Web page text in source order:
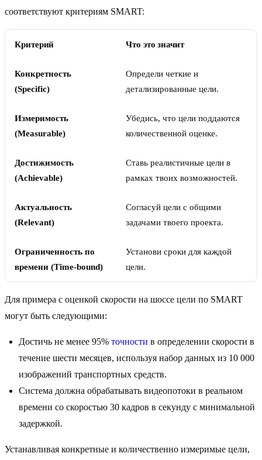
соответствуют критериям SMART:
Критерий Что это значит
Конкретность
(Specific)
Определи четкие и
детализированные цели.
Измеримость
(Measurable)
Убедись, что цели поддаются
количественной оценке.
Достижимость
(Achievable)
Ставь реалистичные цели в
рамках твоих возможностей.
Актуальность
(Relevant)
Согласуй цели с общими
задачами твоего проекта.
Ограниченность по
времени (Time-bound)
Установи сроки для каждой
цели.
Для примера с оценкой скорости на шоссе цели по SMART
могут быть следующими:
Достичь не менее 95% точности в определении скорости в
течение шести месяцев, используя набор данных из 10 000
изображений транспортных средств.
Система должна обрабатывать видеопотоки в реальном
времени со скоростью 30 кадров в секунду с минимальной
задержкой.
Устанавливая конкретные и количественно измеримые цели,